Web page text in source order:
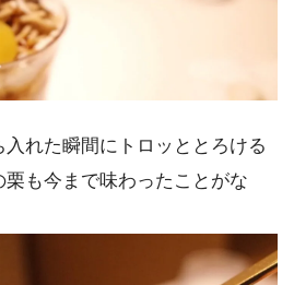
れた瞬間にトロッととろける
も今まで味わったことがな